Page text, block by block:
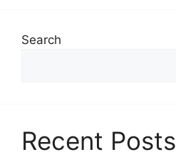
Search
Recent Posts